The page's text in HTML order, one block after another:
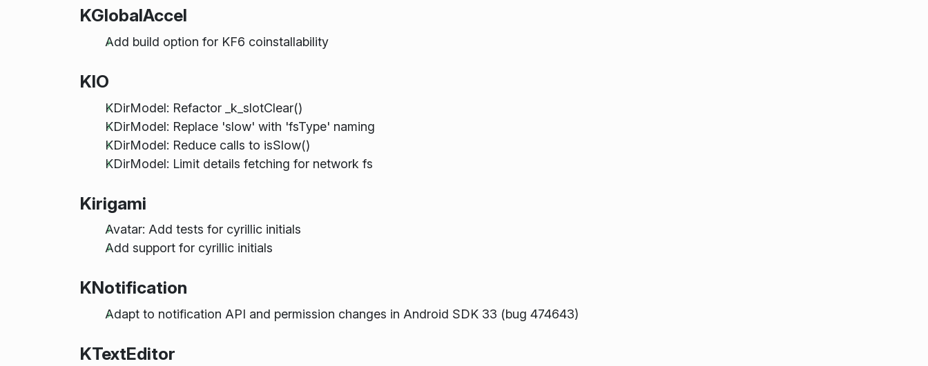
KGlobalAccel
Add build option for KF6 coinstallability
KIO
KDirModel: Refactor _k_slotClear()
KDirModel: Replace 'slow' with 'fsType' naming
KDirModel: Reduce calls to isSlow()
KDirModel: Limit details fetching for network fs
Kirigami
Avatar: Add tests for cyrillic initials
Add support for cyrillic initials
KNotification
Adapt to notification API and permission changes in Android SDK 33 (bug 474643)
KTextEditor